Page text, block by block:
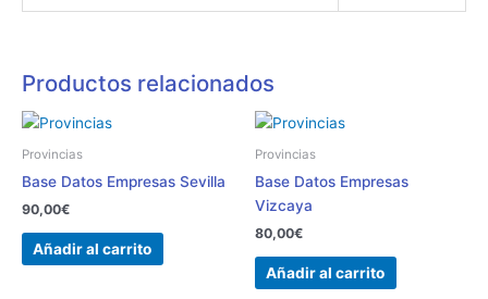
Productos relacionados
Provincias
Base Datos Empresas Sevilla
90,00€
Añadir al carrito
Provincias
Base Datos Empresas
Vizcaya
80,00€
Añadir al carrito